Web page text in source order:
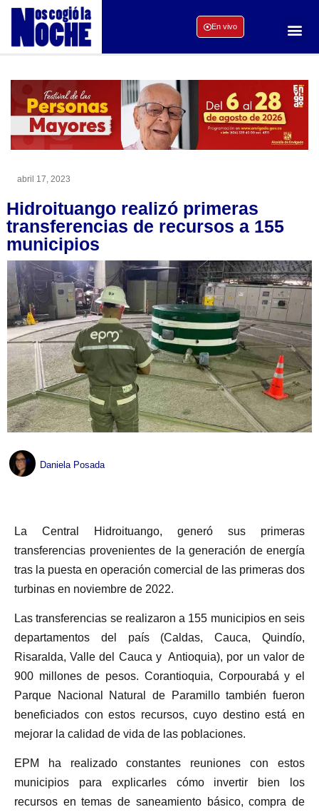
En vivo
abril 17, 2023
Hidroituango realizó primeras
transferencias de recursos a 155
municipios
Daniela Posada
La Central Hidroituango, generó sus primeras
transferencias provenientes de la generación de energía
tras la puesta en operación comercial de las primeras dos
turbinas en noviembre de 2022.
Las transferencias se realizaron a 155 municipios en seis
departamentos del país (Caldas, Cauca, Quindío,
Risaralda, Valle del Cauca y Antioquia), por un valor de
900 millones de pesos. Corantioquia, Corpourabá y el
Parque Nacional Natural de Paramillo también fueron
beneficiados con estos recursos, cuyo destino está en
mejorar la calidad de vida de las poblaciones.
EPM ha realizado constantes reuniones con estos
municipios para explicarles cómo invertir bien los
recursos en temas de saneamiento básico, compra de